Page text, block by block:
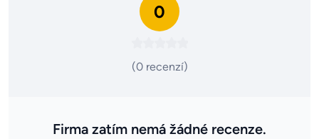
0
(0 recenzí)
Firma zatím nemá žádné recenze.